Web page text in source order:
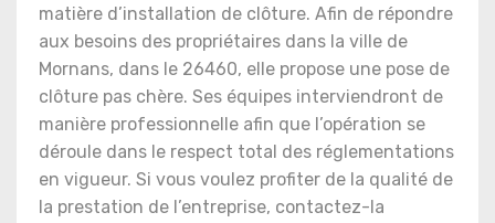
matière d’installation de clôture. Afin de répondre
aux besoins des propriétaires dans la ville de
Mornans, dans le 26460, elle propose une pose de
clôture pas chère. Ses équipes interviendront de
manière professionnelle afin que l’opération se
déroule dans le respect total des réglementations
en vigueur. Si vous voulez profiter de la qualité de
la prestation de l’entreprise, contactez-la